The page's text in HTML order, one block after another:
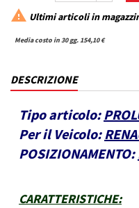
 Ultimi articoli in
Media costo in 30 gg. 154,10 €
DESCRIZIONE
Tipo articolo:
Per il Veicolo:
POSIZIONAMENTO:
CARATTERISTICHE: